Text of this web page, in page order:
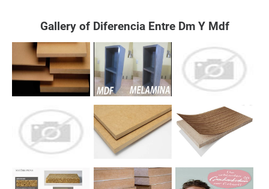
Gallery of Diferencia Entre Dm Y Mdf